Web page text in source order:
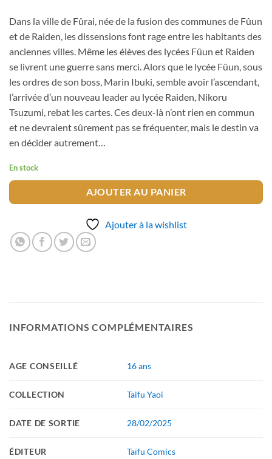
Dans la ville de Fûrai, née de la fusion des communes de Fûun
et de Raiden, les dissensions font rage entre les habitants des
anciennes villes. Même les élèves des lycées Fûun et Raiden
se livrent une guerre sans merci. Alors que le lycée Fûun, sous
les ordres de son boss, Marin Ibuki, semble avoir l’ascendant,
l’arrivée d’un nouveau leader au lycée Raiden, Nikoru
Tsuzumi, rebat les cartes. Ces deux-là n’ont rien en commun
et ne devraient sûrement pas se fréquenter, mais le destin va
en décider autrement…
En stock
AJOUTER AU PANIER
Ajouter à la wishlist
INFORMATIONS COMPLÉMENTAIRES
AGE CONSEILLÉ 16 ans
COLLECTION Taifu Yaoi
DATE DE SORTIE 28/02/2025
ÉDITEUR Taïfu Comics